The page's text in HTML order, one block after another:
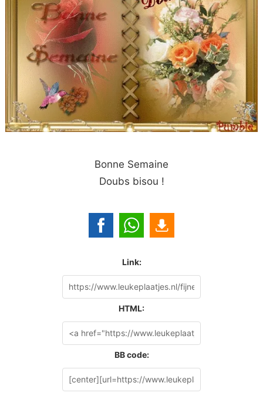
Bonne Semaine
Doubs bisou !
Link:
HTML:
BB code: